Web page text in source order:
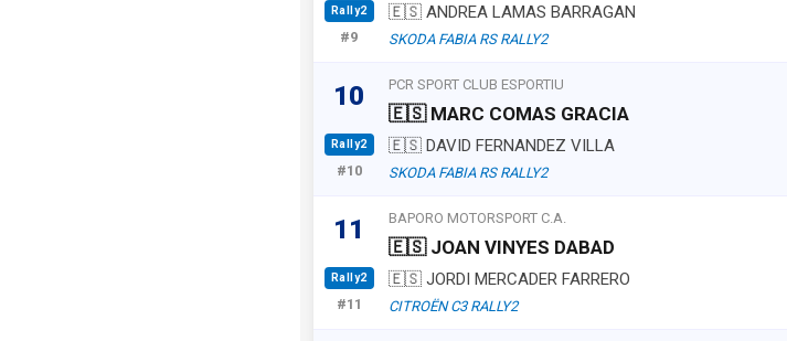
Rally2
#9
🇪🇸 ANDREA LAMAS BARRAGAN
SKODA FABIA RS RALLY2
10
Rally2
#10
PCR SPORT CLUB ESPORTIU
🇪🇸 MARC COMAS GRACIA
🇪🇸 DAVID FERNANDEZ VILLA
SKODA FABIA RS RALLY2
11
Rally2
#11
BAPORO MOTORSPORT C.A.
🇪🇸 JOAN VINYES DABAD
🇪🇸 JORDI MERCADER FARRERO
CITROËN C3 RALLY2